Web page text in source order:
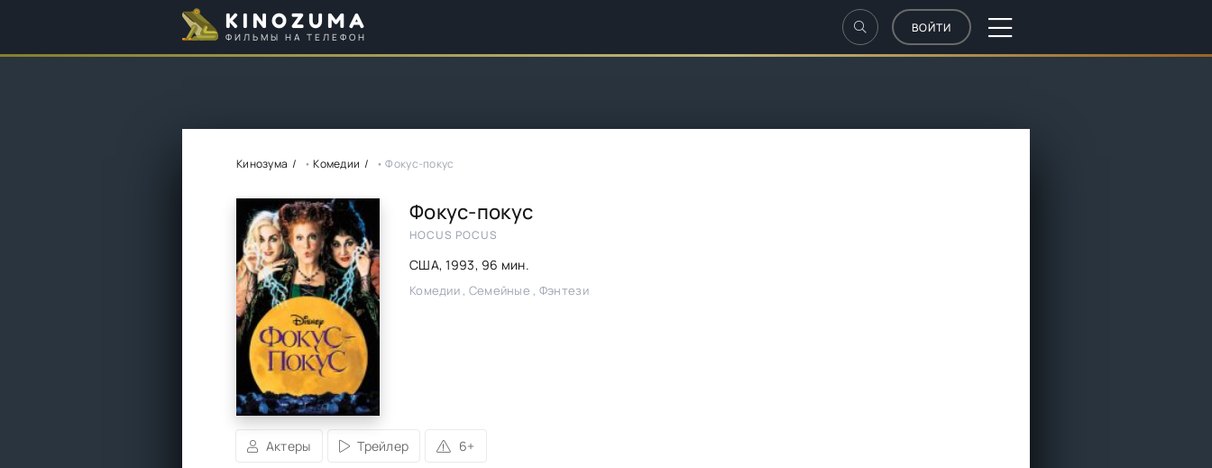
KINOZUMA
ФИЛЬМЫ НА ТЕЛЕФОН
ВОЙТИ
Кинозума •Комедии • Фокус-покус
Фокус-покус
HOCUS POCUS
США,1993, 96 мин.
Комедии , Семейные , Фэнтези
Актеры Трейлер 6+